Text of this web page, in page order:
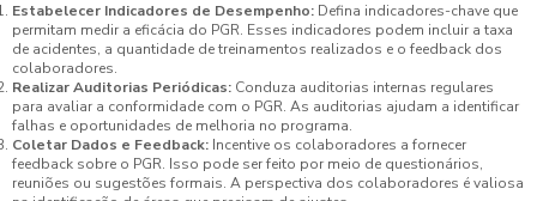
Estabelecer Indicadores de Desempenho: Defina indicadores-chave que
permitam medir a eficácia do PGR. Esses indicadores podem incluir a taxa
de acidentes, a quantidade de treinamentos realizados e o feedback dos
colaboradores.
Realizar Auditorias Periódicas: Conduza auditorias internas regulares
para avaliar a conformidade com o PGR. As auditorias ajudam a identificar
falhas e oportunidades de melhoria no programa.
Coletar Dados e Feedback: Incentive os colaboradores a fornecer
feedback sobre o PGR. Isso pode ser feito por meio de questionários,
reuniões ou sugestões formais. A perspectiva dos colaboradores é valiosa